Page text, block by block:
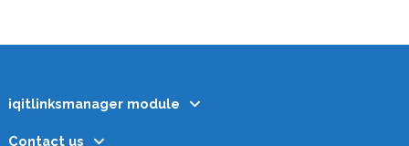
iqitlinksmanager module
Contact us